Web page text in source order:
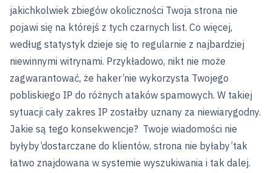
jakichkolwiek zbiegów okoliczności Twoja strona nie
pojawi się na którejś z tych czarnych list. Co więcej,
według statystyk dzieje się to regularnie z najbardziej
niewinnymi witrynami. Przykładowo, nikt nie może
zagwarantować, że haker’nie wykorzysta Twojego
pobliskiego IP do różnych ataków spamowych. W takiej
sytuacji cały zakres IP zostałby uznany za niewiarygodny.
Jakie są tego konsekwencje? Twoje wiadomości nie
byłyby’dostarczane do klientów, strona nie byłaby’tak
łatwo znajdowana w systemie wyszukiwania i tak dalej.